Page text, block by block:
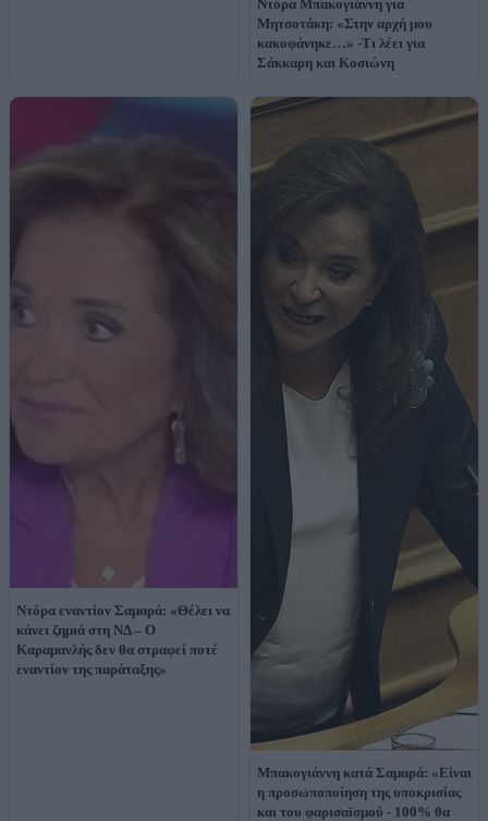
Ντόρα Μπακογιάννη για
Μητσοτάκη: «Στην αρχή μου
κακοφάνηκε…» -Τι λέει για
Σάκκαρη και Κοσιώνη
Ντόρα εναντίον Σαμαρά: «Θέλει να
κάνει ζημιά στη ΝΔ – Ο
Καραμανλής δεν θα στραφεί ποτέ
εναντίον της παράταξης»
Μπακογιάννη κατά Σαμαρά: «Είναι
η προσωποποίηση της υποκρισίας
και του φαρισαϊσμού - 100% θα